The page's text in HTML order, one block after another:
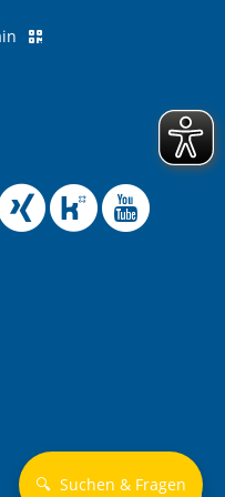
der Daten sind sind in
🔍 Suchen & Fragen